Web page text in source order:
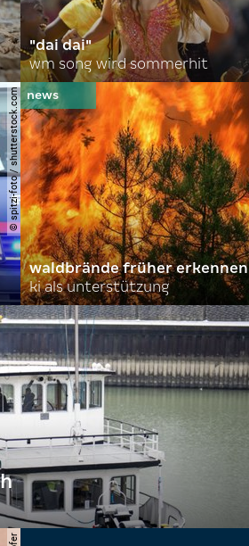
"dai dai"
wm song wird sommerhit
© spitzi-foto / shutterstock.com
waldbrände früher erkennen
ki als unterstützung